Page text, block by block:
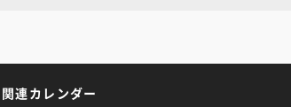
関連カレンダー